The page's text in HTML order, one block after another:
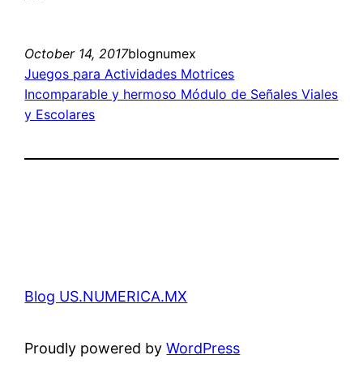
October 14, 2017blognumex
Juegos para Actividades Motrices
Incomparable y hermoso Módulo de Señales Viales
y Escolares
Blog US.NUMERICA.MX
Proudly powered byWordPress